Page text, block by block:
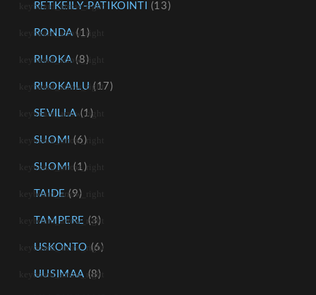
RETKEILY-PATIKOINTI (13)
RONDA (1)
RUOKA (8)
RUOKAILU (17)
SEVILLA (1)
SUOMI (6)
SUOMI (1)
TAIDE (9)
TAMPERE (3)
USKONTO (6)
UUSIMAA (8)